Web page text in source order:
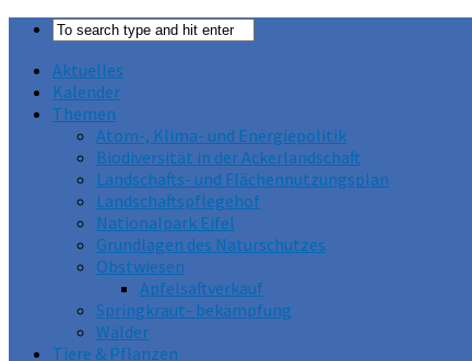
Aktuelles
Kalender
Themen
Atom-, Klima- und Energiepolitik
Biodiversität in der Ackerlandschaft
Landschafts- und Flächennutzungsplan
Landschaftspflegehof
Nationalpark Eifel
Grundlagen des Naturschutzes
Obstwiesen
Apfelsaftverkauf
Springkraut- bekämpfung
Wälder
Tiere & Pflanzen